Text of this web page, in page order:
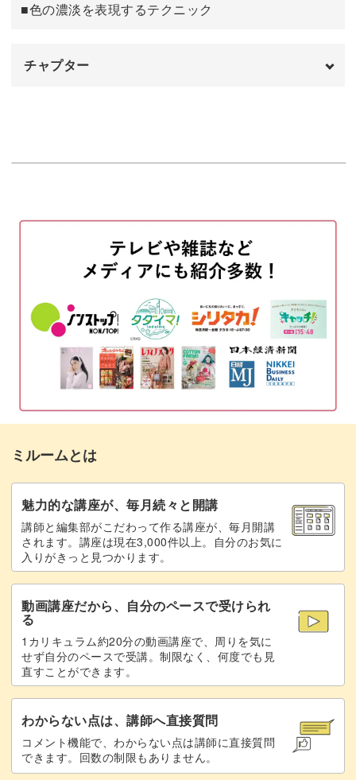
油性の調合オイルで絵の具を溶く
■色の濃淡を表現するテクニック
チャプター
ドットを作る
ドットを貼りつける
ペンワークをする 20:20
服飾を塗る
唇を塗る
油性絵の具を重ねる 43:04
ワイプアウトツールで模様を抜く
焼成する
完成♪ 55:59
ミルームとは
魅力的な講座が、毎月続々と開講
講師と編集部がこだわって作る講座が、毎月開講
されます。講座は現在3,000件以上。自分のお気に
入りがきっと見つかります。
動画講座だから、自分のペースで受けられ
る
1カリキュラム約20分の動画講座で、周りを気に
せず自分のペースで受講。制限なく、何度でも見
直すことができます。
わからない点は、講師へ直接質問
コメント機能で、わからない点は講師に直接質問
できます。回数の制限もありません。